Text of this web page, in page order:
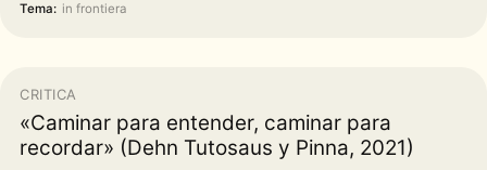
Tema: in frontiera
CRITICA
«Caminar para entender, caminar para
recordar» (Dehn Tutosaus y Pinna, 2021)